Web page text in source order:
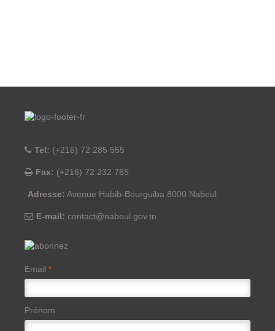
Tel: (+216) 72 285 555
Fax: (+216) 72 232 765
Adresse: Avenue Habib-Bourguiba 8000 Nabeul
E-mail: contact@nabeul.gov.tn
Email *
Prénom